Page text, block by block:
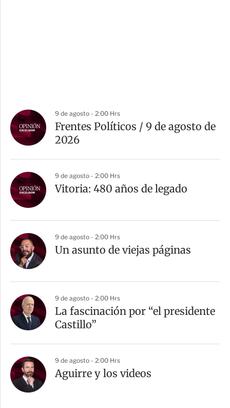
9 de agosto - 2:00 Hrs
Frentes Políticos / 9 de agosto de
2026
9 de agosto - 2:00 Hrs
Vitoria: 480 años de legado
9 de agosto - 2:00 Hrs
Un asunto de viejas páginas
9 de agosto - 2:00 Hrs
La fascinación por “el presidente
Castillo”
9 de agosto - 2:00 Hrs
Aguirre y los videos